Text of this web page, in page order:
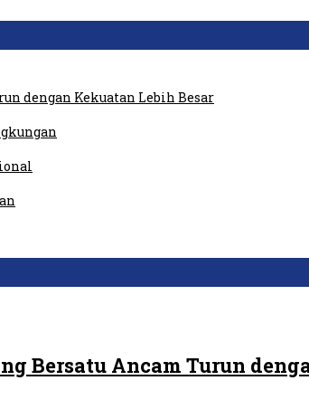
dengan Kekuatan Lebih Besar
Bersatu Ancam Turun